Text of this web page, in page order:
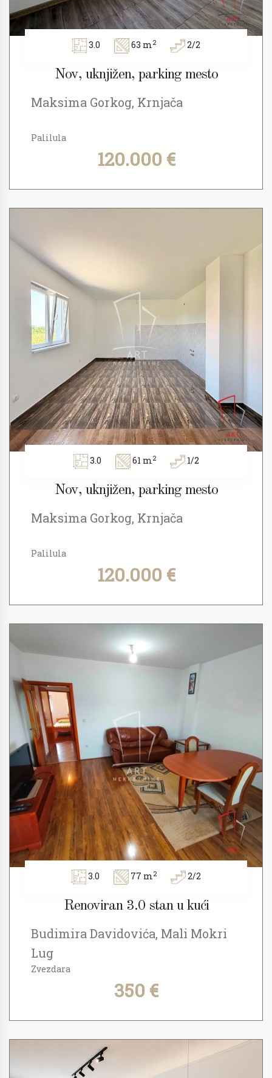
3.0 63 m2 2/2
Nov, uknjižen, parking mesto
Maksima Gorkog, Krnjača
Palilula
120.000 €
3.0 61 m2 1/2
Nov, uknjižen, parking mesto
Maksima Gorkog, Krnjača
Palilula
120.000 €
3.0 77 m2 2/2
Renoviran 3.0 stan u kući
Budimira Davidovića, Mali Mokri
Lug
Zvezdara
350 €